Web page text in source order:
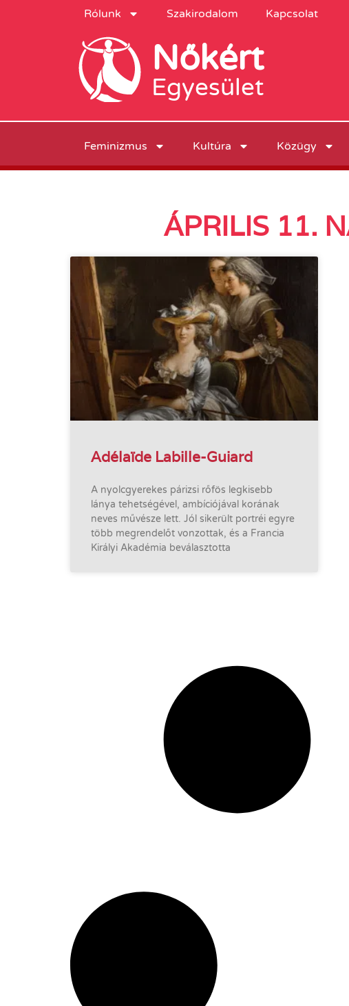
Rólunk Szakirodalom Kapcsolat
Nőkért
Egyesület
Feminizmus Kultúra Közügy
ÁPRILIS 11.
Adélaïde Labille-Guiard
A nyolcgyerekes párizsi rőfös legkisebb
lánya tehetségével, ambíciójával korának
neves művésze lett. Jól sikerült portréi egyre
több megrendelőt vonzottak, és a Francia
Királyi Akadémia beválasztotta